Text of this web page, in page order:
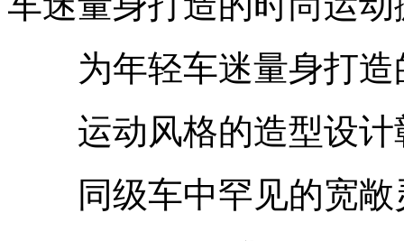
为年轻车迷量身打造
运动风格的造型设计
同级车中罕见的宽敞